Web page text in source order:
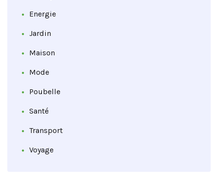
Energie
Jardin
Maison
Mode
Poubelle
Santé
Transport
Voyage